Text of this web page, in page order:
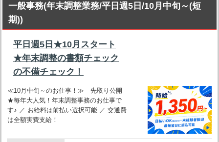
一般事務(年末調整業務/平日週5日/10月中旬～(短
期))
平日週5日★10月スタート
★年末調整の書類チェック
の不備チェック！
≪10月中旬～のお仕事！≫ 先取り公開
★毎年大人気！年末調整事務のお仕事で
す♪ ／ お給料は前払い選択可能 ／ 交通費
は全額実費支給！